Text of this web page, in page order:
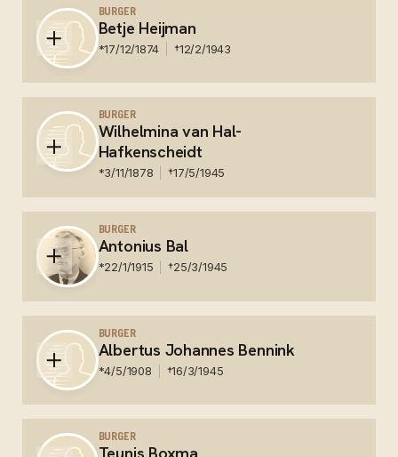
1942 in Westerbork geregistreerd en al één dag later,
op 23 October op transport gesteld "naar het
Oosten". Hij is uiteindelijk op 31 Maart 1944 ergens in
Midden Europa om het leven gebracht.
BURGER
Betje Heijman
*17/12/1874 †12/2/1943
Nederland - Conc. kamp Auschwitz te Oswiecim
BURGER
Wilhelmina van Hal-
Hafkenscheidt
*3/11/1878 †17/5/1945
Nederland - Hauptfriedhof Gelsenkirchen-Buer
BURGER
Antonius Bal
*22/1/1915 †25/3/1945
Nederland - Todtarbeider - Overleden op 25 maart
1945 door granaatvuur aan de Nederlandse grens.
BURGER
Albertus Johannes Bennink
*4/5/1908 †16/3/1945
Nederland - Overleden te Gendringen - akte
opgemaakt te Gendringen
BURGER